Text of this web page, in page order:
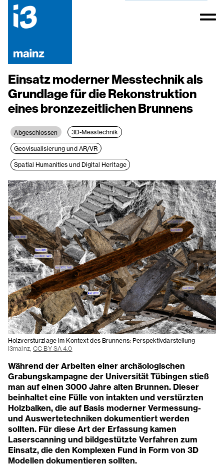
Einsatz moderner Messtechnik als
Grundlage für die Rekonstruktion
eines bronzezeitlichen Brunnens
Abgeschlossen 3D-Messtechnik
Geovisualisierung und AR/VR
Spatial Humanities und Digital Heritage
Holzversturzlage im Kontext des Brunnens: Perspektivdarstellung
i3mainz,CC BY SA 4.0
Während der Arbeiten einer archäologischen
Grabungskampagne der Universität Tübingen stieß
man auf einen 3000 Jahre alten Brunnen. Dieser
beinhaltet eine Fülle von intakten und verstürzten
Holzbalken, die auf Basis moderner Vermessung-
und Auswertetechniken dokumentiert werden
sollten. Für diese Art der Erfassung kamen
Laserscanning und bildgestützte Verfahren zum
Einsatz, die den Komplexen Fund in Form von 3D
Modellen dokumentieren sollten.